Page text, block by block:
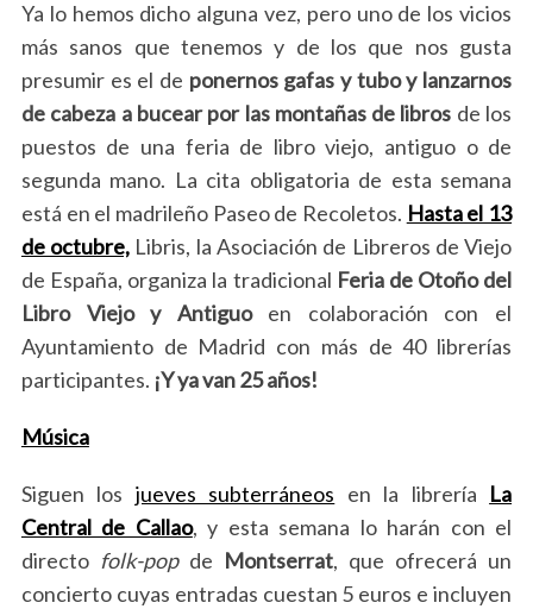
Ya lo hemos dicho alguna vez, pero uno de los vicios
más sanos que tenemos y de los que nos gusta
presumir es el de ponernos gafas y tubo y lanzarnos
de cabeza a bucear por las montañas de libros de los
puestos de una feria de libro viejo, antiguo o de
segunda mano. La cita obligatoria de esta semana
está en el madrileño Paseo de Recoletos. Hasta el 13
de octubre, Libris, la Asociación de Libreros de Viejo
de España, organiza la tradicional Feria de Otoño del
Libro Viejo y Antiguo en colaboración con el
Ayuntamiento de Madrid con más de 40 librerías
participantes. ¡Y ya van 25 años!
Música
Siguen los jueves subterráneos en la librería La
Central de Callao, y esta semana lo harán con el
directo folk-pop de Montserrat, que ofrecerá un
concierto cuyas entradas cuestan 5 euros e incluyen